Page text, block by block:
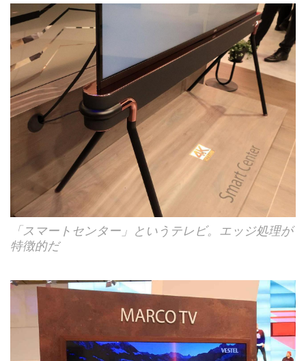
「スマートセンター」というテレビ。エッジ処理が
特徴的だ